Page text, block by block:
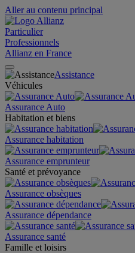
Aller au contenu principal
Particulier
Professionnels
Allianz en France
Assistance
Véhicules
Assurance Auto
Habitation et biens
Assurance habitation
Assurance emprunteur
Santé et prévoyance
Assurance obsèques
Assurance dépendance
Assurance santé
Famille et loisirs